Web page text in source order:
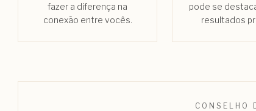
fazer a diferença na
conexão entre vocês.
pode se
resultados
CONSELHO